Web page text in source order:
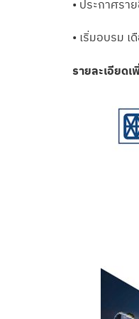
• ประกาศร
• เริ่มอบรม
รายละเอียดเ